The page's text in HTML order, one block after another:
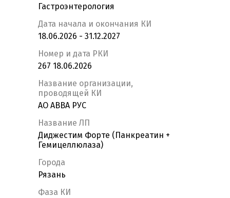
Гастроэнтерология
Дата начала и окончания КИ
18.06.2026 - 31.12.2027
Номер и дата РКИ
267 18.06.2026
Название организации,
проводящей КИ
АО АВВА РУС
Название ЛП
Диджестим Форте (Панкреатин +
Гемицеллюлаза)
Города
Рязань
Фаза КИ